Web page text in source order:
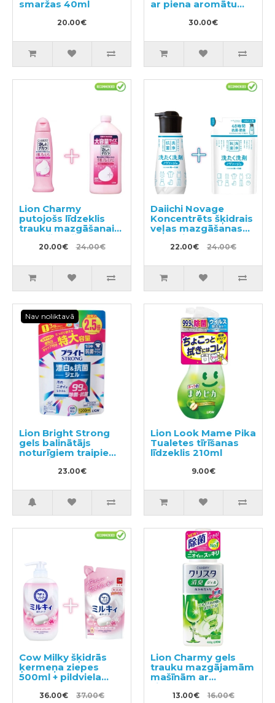
smaržas 40ml
20.00€
ar piena aromātu
30.00€
Lion Charmy
putojošs līdzeklis
trauku mazgāšanai
ar mežrozīšu
aromātu 240ml +
20.00€ 24.00€
Daiichi Novage
Koncentrēts šķidrais
veļas mazgāšanas
līdzeklis 300ml +
pildviela 270ml
22.00€ 24.00€
Nav noliktavā
Lion Bright Strong
gels balinātājs
noturīgiem traipiem
ar antibakteriālu
efektu, pildviela
23.00€
Lion Look Mame Pika
Tualetes tīrīšanas
līdzeklis 210ml
9.00€
Cow Milky šķidrās
ķermeņa ziepes
500ml + pildviela
36.00€ 37.00€
Lion Charmy gels
trauku mazgājamām
mašīnām ar
citronmētras
aromātu 480g
13.00€ 16.00€